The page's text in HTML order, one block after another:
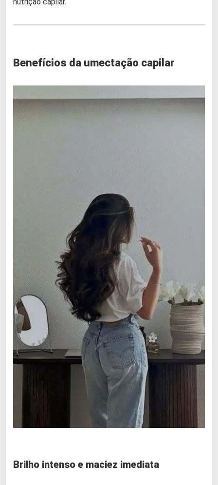
Benefícios da umectação capilar
Brilho intenso e maciez imediata